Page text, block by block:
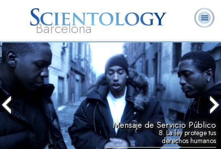
Barcelona
L. Ronald
Hubbard
¿Qué es
Scientology?
Ministros
Voluntarios
Preguntas más
frecuentes
Libros
Mensaje de Servicio Público
8. La ley protege tus
derechos humanos